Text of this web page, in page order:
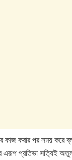
কাজ করার পর সময়
এরূপ প্রতিভা সত‍্যিই